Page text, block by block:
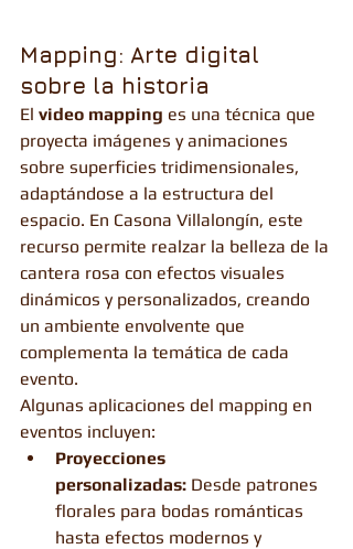
Mapping: Arte digital
sobre la historia
El video mapping es una técnica que
proyecta imágenes y animaciones
sobre superficies tridimensionales,
adaptándose a la estructura del
espacio. En Casona Villalongín, este
recurso permite realzar la belleza de la
cantera rosa con efectos visuales
dinámicos y personalizados, creando
un ambiente envolvente que
complementa la temática de cada
evento.
Algunas aplicaciones del mapping en
eventos incluyen:
Proyecciones
personalizadas: Desde patrones
florales para bodas románticas
hasta efectos modernos y